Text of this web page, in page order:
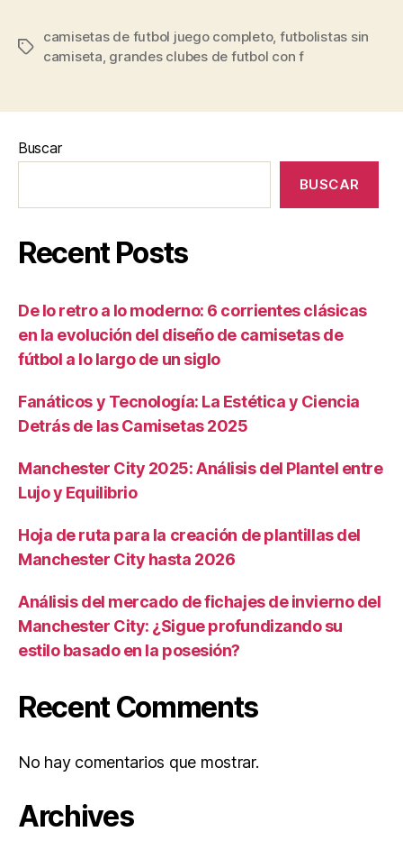
Etiquetas
camisetas de futbol juego completo, futbolistas sin
camiseta grandes clubes de futbol con f
Buscar
BUSCAR
Recent Posts
De lo retro a lo moderno: 6 corrientes clásicas
en la evolución del diseño de camisetas de
fútbol a lo largo de un siglo
Fanáticos y Tecnología: La Estética y Ciencia
Detrás de las Camisetas 2025
Manchester City 2025: Análisis del Plantel entre
Lujo y Equilibrio
Hoja de ruta para la creación de plantillas del
Manchester City hasta 2026
Análisis del mercado de fichajes de invierno del
Manchester City: ¿Sigue profundizando su
estilo basado en la posesión?
Recent Comments
No hay comentarios que mostrar.
Archives